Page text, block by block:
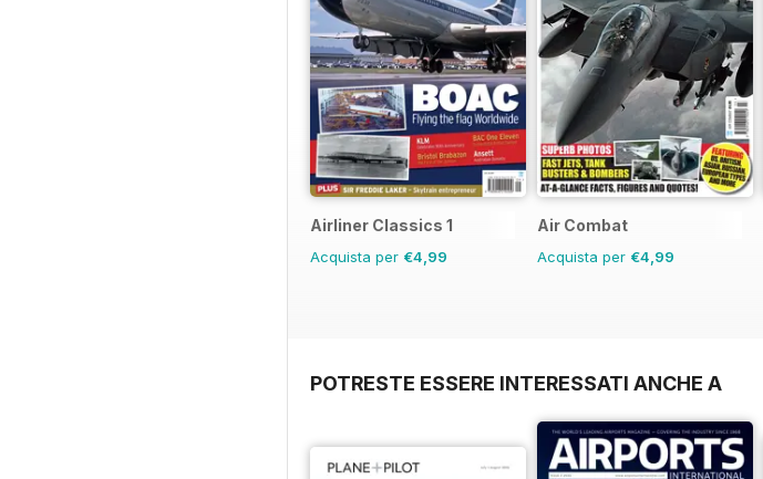
Airliner Classics 1
Acquista per €4,99
Air Combat
Acquista per €4,99
POTRESTE ESSERE INTERESSATI ANCHE A